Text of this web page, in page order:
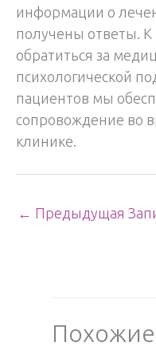
информации о
получены ответы. К
обратиться за
психологической
пациентов мы
сопровождение во
клинике.
← Предыдущая